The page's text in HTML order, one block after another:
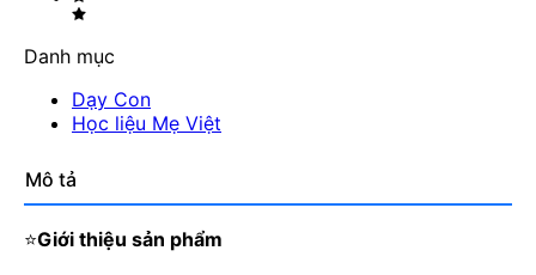
Danh mục
Dạy Con
Học liệu Mẹ Việt
Mô tả
⭐Giới thiệu sản phẩm